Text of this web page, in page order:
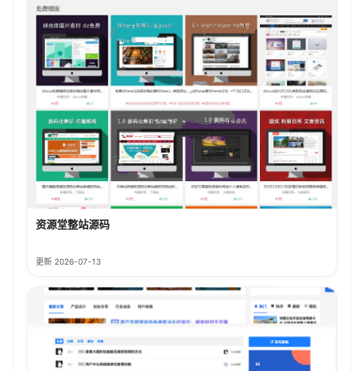
资源堂整站源码
更新 2026-07-13